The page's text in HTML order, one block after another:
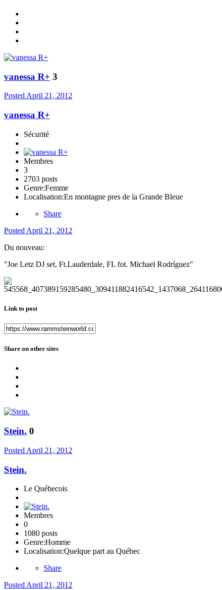
vanessa R+ 3
Posted April 21, 2012
vanessa R+
Sécurité
Membres
3
2703 posts
Genre:Femme
Localisation:En montagne pres de la Grande Bleue
Share
Posted April 21, 2012
Du nouveau:
"Joe Letz DJ set, Ft.Lauderdale, FL fot. Michael Rodríguez"
Link to post
Share on other sites
Stein. 0
Posted April 21, 2012
Stein.
Le Québecois
Membres
0
1080 posts
Genre:Homme
Localisation:Quelque part au Québec
Share
Posted April 21, 2012